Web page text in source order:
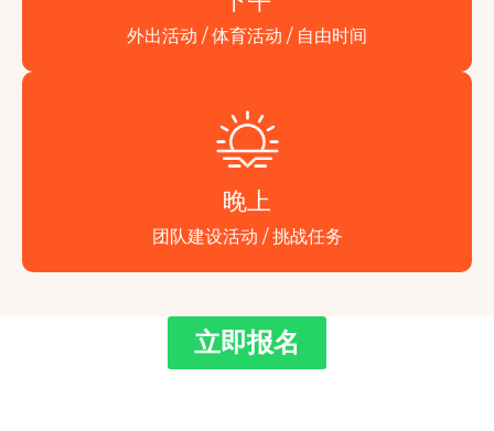
外出活动 / 体育活动 / 自由时间
晚上
团队建设活动 / 挑战任务
立即报名